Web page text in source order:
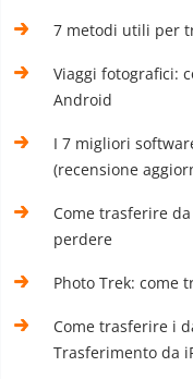
7 metodi utili per
Viaggi fotografici:
Android
I 7 migliori
(recensione
Come trasferire
perdere
Photo Trek: come
Come trasferire i
Trasferimento da